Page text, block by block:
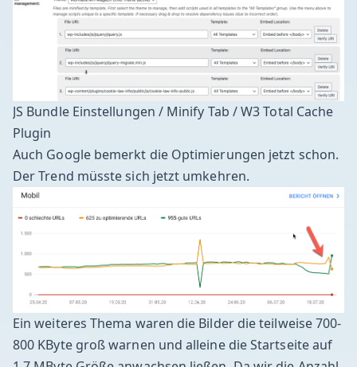
JS Bundle Einstellungen / Minify Tab / W3 Total Cache
Plugin
Auch Google bemerkt die Optimierungen jetzt schon.
Der Trend müsste sich jetzt umkehren.
Ein weiteres Thema waren die Bilder die teilweise 700-
800 KByte groß warnen und alleine die Startseite auf